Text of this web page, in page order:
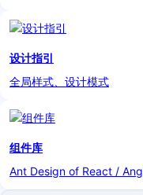
设计指引
全局样式、设计模式
组件库
Ant Design of React /